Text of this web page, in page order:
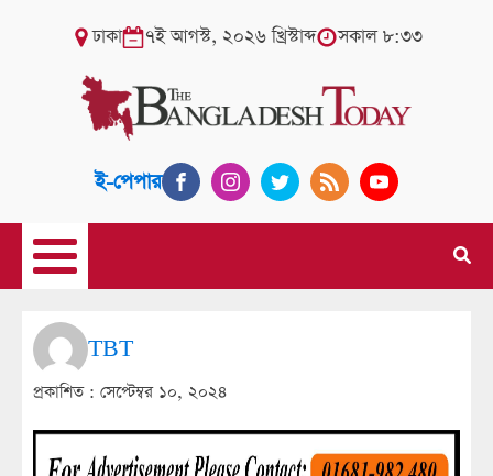
ঢাকা ৭ই আগস্ট, ২০২৬ খ্রিস্টাব্দ সকাল ৮:৩৩
ই-পেপার
TBT
প্রকাশিত : সেপ্টেম্বর ১০, ২০২৪